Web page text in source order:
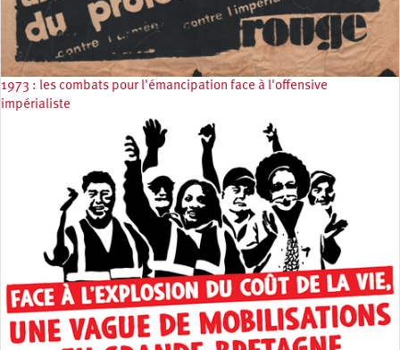
1973 : les combats pour l'émancipation face à l'offensive
impérialiste